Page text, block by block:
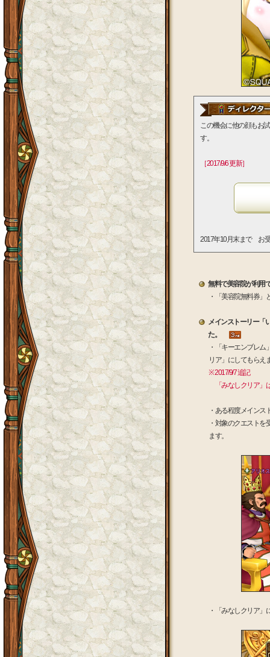
この機会に他の顔もお
す。
［2017/9/6 更新］
2017年10月末まで お
無料で美容院が利用
・「美容院無料券
メインストーリー「
た。
・「キーエンブレ
リア」にしてもらえ
※ 2017/9/7 追記
「みなしクリア」
・ある程度メイン
・対象のクエスト
ます。
・「みなしクリア